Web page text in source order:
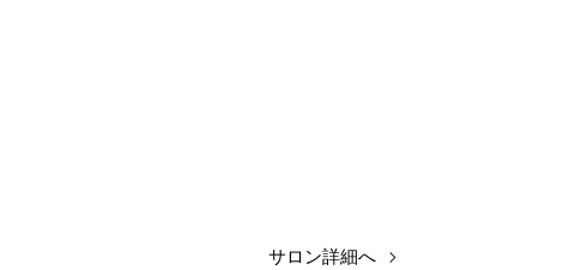
サロン詳細へ